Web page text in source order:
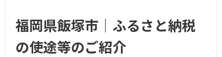
福岡県飯塚市｜ふるさと納税
の使途等のご紹介